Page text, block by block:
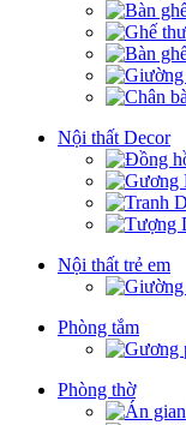
Nội thất Decor
Nội thất trẻ em
Phòng tắm
Phòng thờ